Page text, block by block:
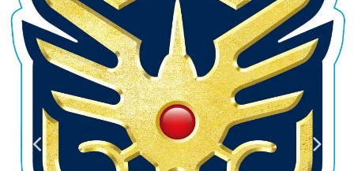
ゲームが変えた日本語
「経験値」「裏技」「ラスボス」… ゲームにまつわる言葉
の起源や用法の変遷を、コンピューター文化史研究家・タ
イニーP氏が徹底調査。
カテゴリ
特集記事
マンガ